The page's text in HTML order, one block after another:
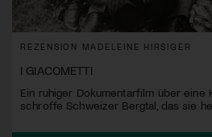
REZENSION MADELEINE HIRSIGER
I GIACOMETTI
Ein ruhiger Dokumentarfilm über eine
schroffe Schweizer Bergtal, das sie